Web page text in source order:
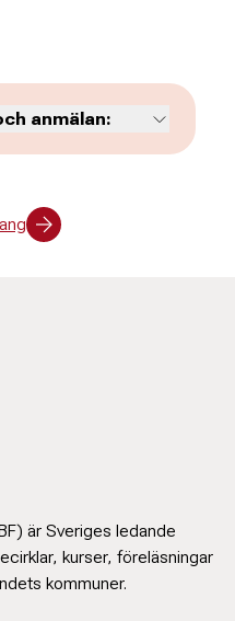
anmälan:
är Sveriges ledande
kurser, föreläsningar
kommuner.